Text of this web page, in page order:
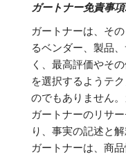
ガートナー免責事
ガートナーは、そ
るベンダー、製品
く、最高評価やそ
を選択するようテ
のでもありません
ガートナーのリサ
り、事実の記述と
ガートナーは、商